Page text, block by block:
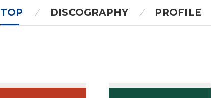
TOP DISCOGRAPHY PROFILE